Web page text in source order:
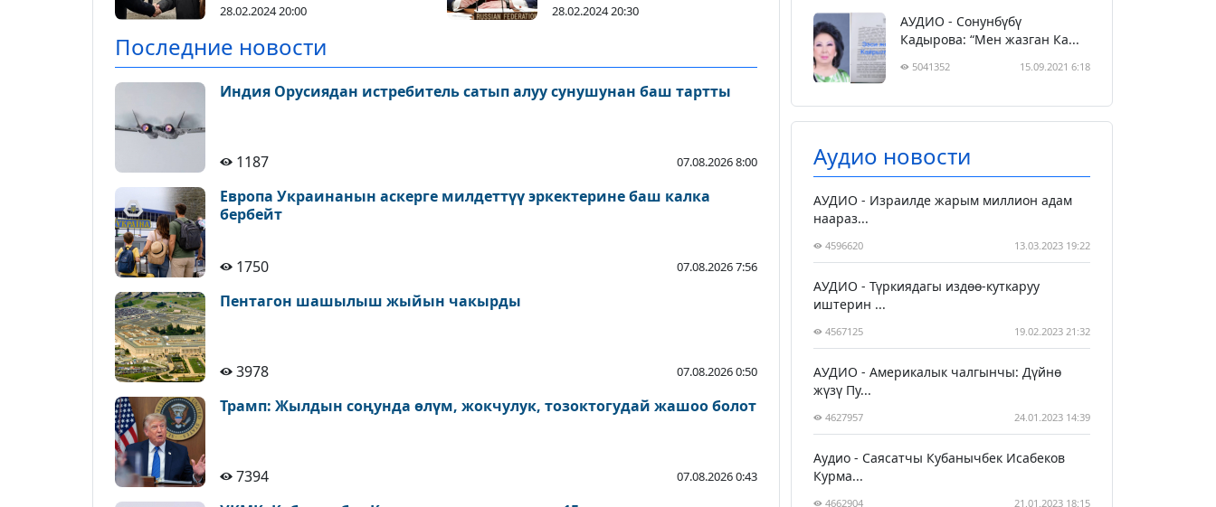
28.02.2024 20:00 28.02.2024 20:30
Последние новости
Индия Орусиядан истребитель сатып алуу сунушунан баш тартты
1187 07.08.2026 8:00
Европа Украинанын аскерге милдеттүү эркектерине баш калка
бербейт
1750 07.08.2026 7:56
Пентагон шашылыш жыйын чакырды
3978 07.08.2026 0:50
Трамп: Жылдын соңунда өлүм, жокчулук, тозоктогудай жашоо болот
7394 07.08.2026 0:43
АУДИО - Сонунбүбү
Кадырова: “Мен жазган Ка...
5041352 15.09.2021 6:18
Аудио новости
АУДИО - Израилде жарым миллион адам
наараз...
4596620 13.03.2023 19:22
АУДИО - Түркиядагы издөө-куткаруу
иштерин ...
4567125 19.02.2023 21:32
АУДИО - Америкалык чалгынчы: Дүйнө
жүзү Пу...
4627957 24.01.2023 14:39
Аудио - Саясатчы Кубанычбек Исабеков
Курма...
4662904 21.01.2023 18:15